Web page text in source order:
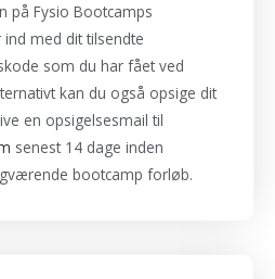
på Fysio Bootcamps
med dit tilsendte
som du har fået ved
kan du også opsige dit
en opsigelsesmail til
senest 14 dage inden
bootcamp forløb.